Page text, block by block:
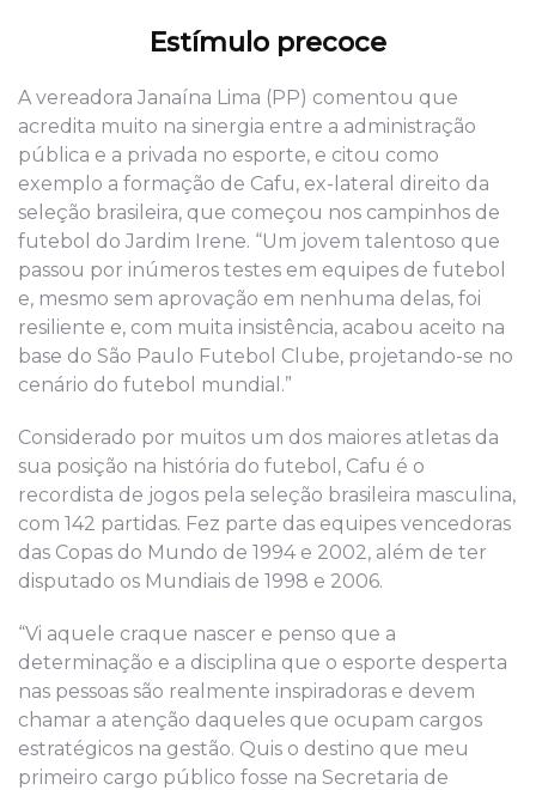
Estímulo precoce
A vereadora Janaína Lima (PP) comentou que
acredita muito na sinergia entre a administração
pública e a privada no esporte, e citou como
exemplo a formação de Cafu, ex-lateral direito da
seleção brasileira, que começou nos campinhos de
futebol do Jardim Irene. “Um jovem talentoso que
passou por inúmeros testes em equipes de futebol
e, mesmo sem aprovação em nenhuma delas, foi
resiliente e, com muita insistência, acabou aceito na
base do São Paulo Futebol Clube, projetando-se no
cenário do futebol mundial.”
Considerado por muitos um dos maiores atletas da
sua posição na história do futebol, Cafu é o
recordista de jogos pela seleção brasileira masculina,
com 142 partidas. Fez parte das equipes vencedoras
das Copas do Mundo de 1994 e 2002, além de ter
disputado os Mundiais de 1998 e 2006.
“Vi aquele craque nascer e penso que a
determinação e a disciplina que o esporte desperta
nas pessoas são realmente inspiradoras e devem
chamar a atenção daqueles que ocupam cargos
estratégicos na gestão. Quis o destino que meu
primeiro cargo público fosse na Secretaria de